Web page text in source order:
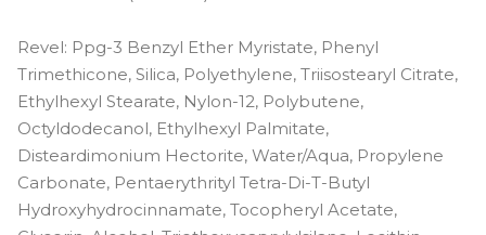
Revel: Ppg-3 Benzyl Ether Myristate, Phenyl
Trimethicone, Silica, Polyethylene, Triisostearyl Citrate,
Ethylhexyl Stearate, Nylon-12, Polybutene,
Octyldodecanol, Ethylhexyl Palmitate,
Disteardimonium Hectorite, Water/Aqua, Propylene
Carbonate, Pentaerythrityl Tetra-Di-T-Butyl
Hydroxyhydrocinnamate, Tocopheryl Acetate,